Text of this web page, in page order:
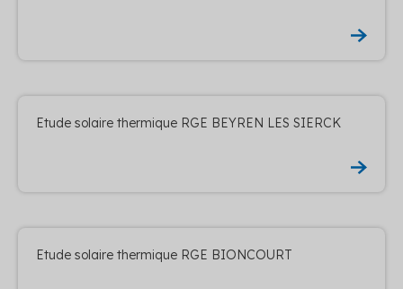
Etude solaire thermique RGE BEYREN LES SIERCK
Etude solaire thermique RGE BIONCOURT